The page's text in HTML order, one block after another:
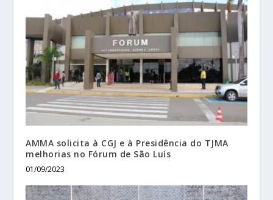
AMMA solicita à CGJ e à Presidência do TJMA
melhorias no Fórum de São Luís
01/09/2023